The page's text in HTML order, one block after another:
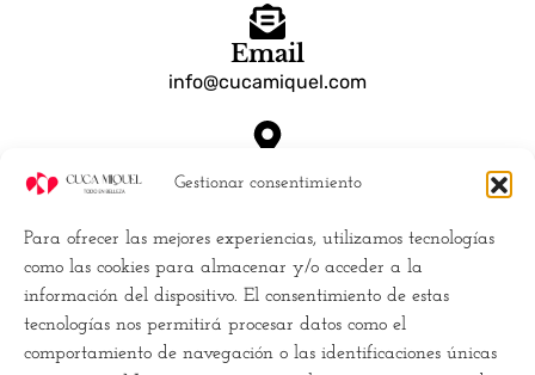
Gestionar consentimiento
Para ofrecer las mejores experiencias, utilizamos tecnologías
como las cookies para almacenar y/o acceder a la
información del dispositivo. El consentimiento de estas
tecnologías nos permitirá procesar datos como el
comportamiento de navegación o las identificaciones únicas
Email
info@cucamiquel.com
Dónde estamos
Calle Luchana, 25 28010 Madrid España
Empresa
Políticas de Cookies (UE)
Política de privacidad
Términos y Condiciones